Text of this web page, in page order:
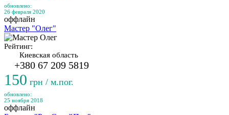
обновлено:
26 февраля 2020
оффлайн
Мастер "Олег"
Рейтинг:
Киевская область
+380 67 209 5819
150 грн / м.пог.
обновлено:
25 ноября 2018
оффлайн